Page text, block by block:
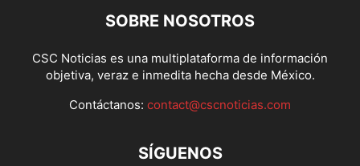
SOBRE NOSOTROS
CSC Noticias es una multiplataforma de información
objetiva, veraz e inmedita hecha desde México.
Contáctanos: contact@cscnoticias.com
SÍGUENOS